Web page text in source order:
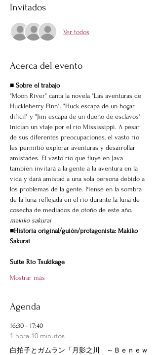
Invitados
Ver todos
Acerca del evento
■ Sobre el trabajo
"Moon River" canta la novela "Las aventuras de
Huckleberry Finn". "Huck escapa de un hogar
difícil" y "Jim escapa de un dueño de esclavos"
inician un viaje por el río Mississippi. A pesar
de sus diferentes preocupaciones, el vasto río
les permitió explorar aventuras y desarrollar
amistades. El vasto río que fluye en Java
también invitará a la gente a la aventura en la
vida y dará amistad a una sola persona debido a
los problemas de la gente. Piense en la sombra
de la luna reflejada en el río durante la luna de
cosecha de mediados de otoño de este año.
makiko sakurai
■Historia original/guión/protagonista: Makiko
Sakurai
Suite Río Tsukikage
Mostrar más
Agenda
16:30 - 17:40
1 hora 10 minutos
白拍子とガムラン「月影之川 ～Ｂｅｎｅｗ